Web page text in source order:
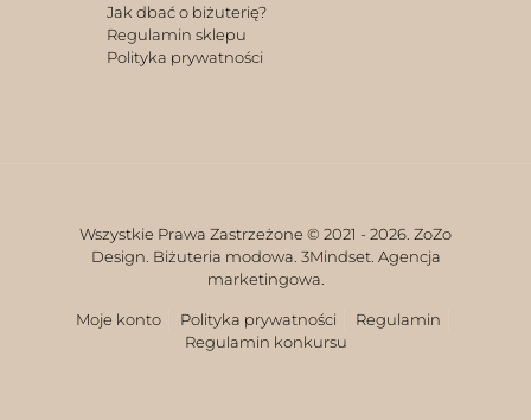
Jak dbać o biżuterię?
Regulamin sklepu
Polityka prywatności
Wszystkie Prawa Zastrzeżone © 2021 - 2026. ZoZo
Design. Biżuteria modowa. 3Mindset. Agencja
marketingowa.
Moje konto Polityka prywatności
Regulamin
Regulamin konkursu